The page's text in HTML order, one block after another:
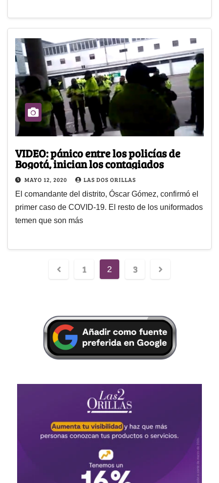
VIDEO: pánico entre los policías de
Bogotá, inician los contagiados
MAYO 12, 2020 LAS DOS ORILLAS
El comandante del distrito, Óscar Gómez, confirmó el
primer caso de COVID-19. El resto de los uniformados
temen que son más
1 2 3